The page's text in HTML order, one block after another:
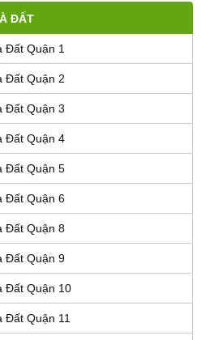
ĐẤT
Đất Quận 1
Đất Quận 2
Đất Quận 3
Đất Quận 4
Đất Quận 5
Đất Quận 6
Đất Quận 8
Đất Quận 9
Đất Quận 10
Đất Quận 11